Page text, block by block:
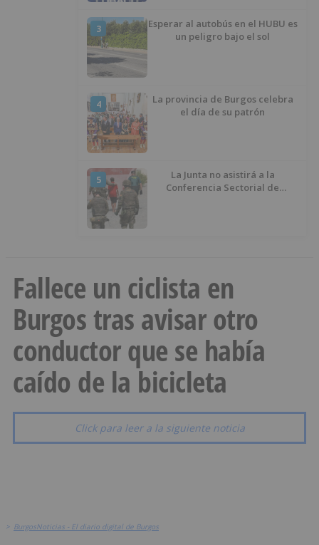
3
Esperar al autobús en el HUBU es
un peligro bajo el sol
4
La provincia de Burgos celebra
el día de su patrón
5
La Junta no asistirá a la
Conferencia Sectorial de
Fallece un ciclista en
Burgos tras avisar otro
conductor que se había
caído de la bicicleta
Click para leer a la siguiente noticia
> BurgosNoticias - El diario digital de Burgos